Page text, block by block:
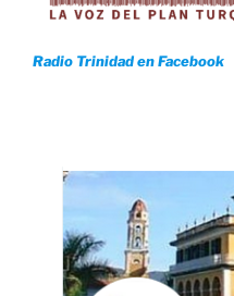
Radio Trinidad en Facebook